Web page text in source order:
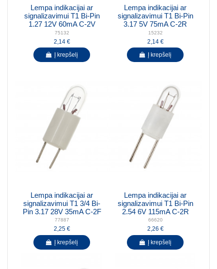
Lempa indikacijai ar
signalizavimui T1 Bi-Pin
1.27 12V 60mA C-2V
75132
2,14 €
Į krepšelį
Lempa indikacijai ar
signalizavimui T1 Bi-Pin
3.17 5V 75mA C-2R
15232
2,14 €
Į krepšelį
Lempa indikacijai ar
signalizavimui T1 3/4 Bi-
Pin 3.17 28V 35mA C-2F
77887
2,25 €
Į krepšelį
Lempa indikacijai ar
signalizavimui T1 Bi-Pin
2.54 6V 115mA C-2R
66620
2,26 €
Į krepšelį